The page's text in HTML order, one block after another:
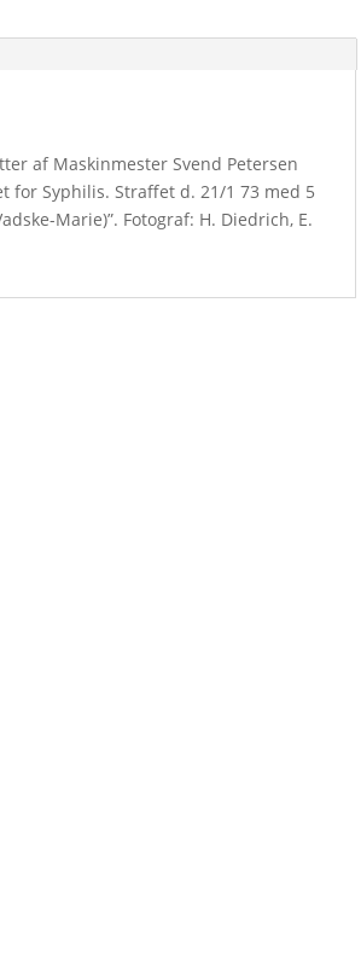
af Maskinmester Svend Petersen
for Syphilis. Straffet d. 21/1 73 med 5
Marie)”. Fotograf: H. Diedrich, E.